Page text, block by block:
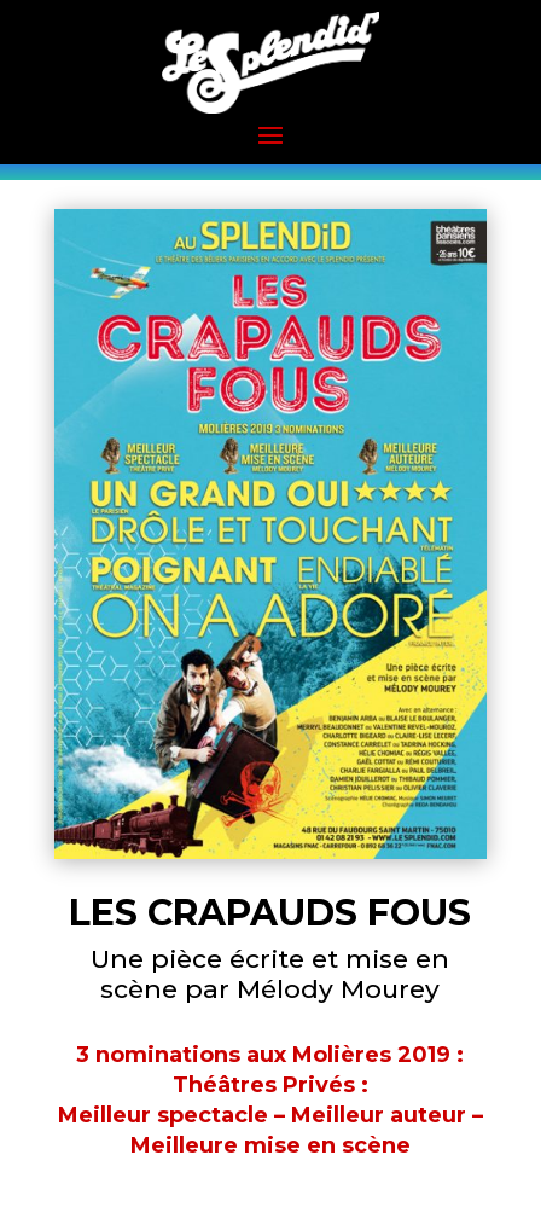
LES CRAPAUDS FOUS
Une pièce écrite et mise en
scène par Mélody Mourey
3 nominations aux Molières 2019 :
Théâtres Privés :
Meilleur spectacle – Meilleur auteur –
Meilleure mise en scène